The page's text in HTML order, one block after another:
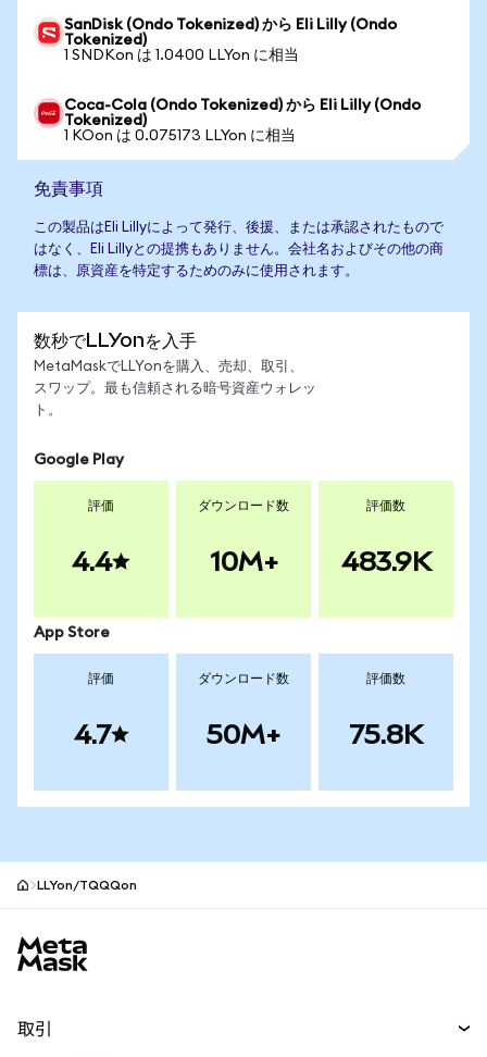
SanDisk (Ondo Tokenized) から Eli Lilly (Ondo
Tokenized)
1 SNDKon は 1.0400 LLYon に相当
Coca-Cola (Ondo Tokenized) から Eli Lilly (Ondo
Tokenized)
1 KOon は 0.075173 LLYon に相当
免責事項
この製品はEli Lillyによって発行、後援、または承認されたもので
はなく、Eli Lillyとの提携もありません。会社名およびその他の商
標は、原資産を特定するためのみに使用されます。
数秒でLLYonを入手
MetaMaskでLLYonを購入、売却、取引、
スワップ。最も信頼される暗号資産ウォレッ
ト。
Google Play
評価
4.4
ダウンロード数
10M+
評価数
483.9K
App Store
評価
4.7
ダウンロード数
50M+
評価数
75.8K
LLYon/TQQQon
取引